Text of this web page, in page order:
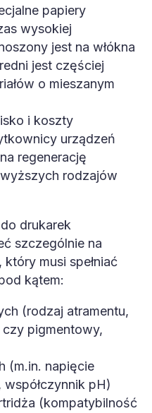
papiery
wysokiej
jest na włókna
jest częściej
o mieszanym
i koszty
urządzeń
regenerację
rodzajów
drukarek
szczególnie na
musi spełniać
kątem:
(rodzaj atramentu,
pigmentowy,
(m.in. napięcie
pH)
(kompatybilność